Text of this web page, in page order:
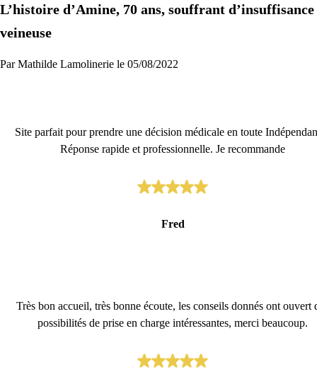
Je commence
L’histoire d’Amine, 70 ans, souffrant d’insuffisance
veineuse
Par Mathilde Lamolinerie le 05/08/2022
Site parfait pour prendre une décision médicale en toute
Réponse rapide et professionnelle. Je recommande
Fred
Très bon accueil, très bonne écoute, les conseils donnés ont ouvert
possibilités de prise en charge intéressantes, merci beaucoup.